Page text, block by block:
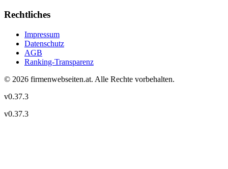
Rechtliches
Impressum
Datenschutz
AGB
Ranking-Transparenz
© 2026 firmenwebseiten.at. Alle Rechte vorbehalten.
v0.37.3
v0.37.3